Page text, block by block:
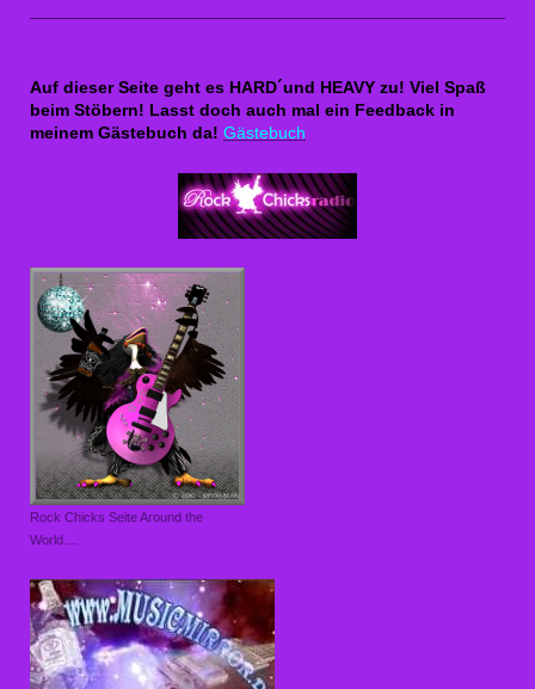
Auf dieser Seite geht es HARD´und HEAVY zu! Viel Spaß
beim Stöbern! Lasst doch auch mal ein Feedback in
meinem Gästebuch da! Gästebuch
Rock Chicks Seite Around the
World....